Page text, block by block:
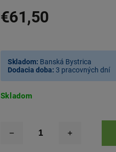
€61,50
Skladom
Skladom: Banská Bystrica
Dodacia doba: 3 pracovných dní